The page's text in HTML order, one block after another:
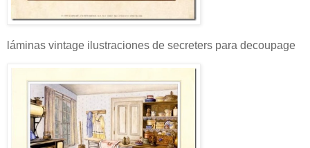
láminas vintage ilustraciones de secreters para decoupage